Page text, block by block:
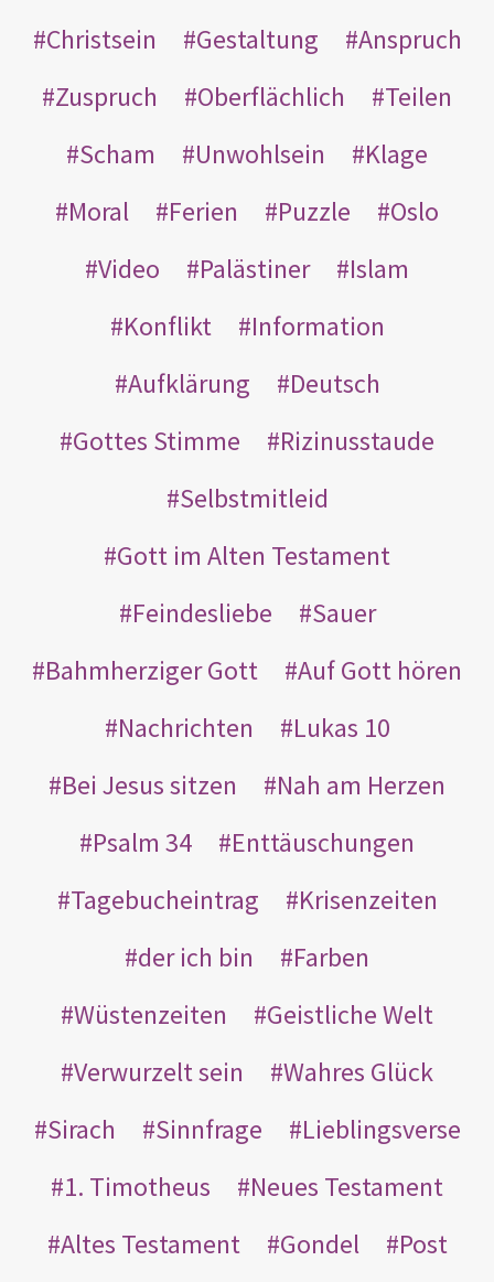
Christsein
Gestaltung
Anspruch
Zuspruch
Oberflächlich
Teilen
Scham
Unwohlsein
Klage
Moral
Ferien Puzzle
Oslo
Video
Palästiner
Islam
Konflikt
Information
Aufklärung
Deutsch
Gottes Stimme
Rizinusstaude
Selbstmitleid
Gott im Alten Testament
Feindesliebe
Sauer
Bahmherziger Gott
Auf Gott hören
Nachrichten
Lukas 10
Bei Jesus sitzen
Nah am Herzen
Psalm 34
Enttäuschungen
Tagebucheintrag
Krisenzeiten
der ich bin
Farben
Wüstenzeiten
Geistliche Welt
Verwurzelt sein
Wahres Glück
Sirach
Sinnfrage
Lieblingsverse
1. Timotheus
Neues Testament
Altes Testament
Gondel
Post